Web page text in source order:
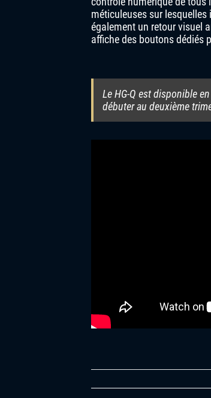
méticuleuses sur
également un retour visuel
affiche des boutons dédiés
Le HG-Q est disponible
débuter au deuxième